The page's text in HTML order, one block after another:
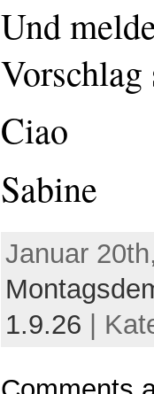
Und
Vorschlag
Ciao
Sabine
Januar
1.9.26 |